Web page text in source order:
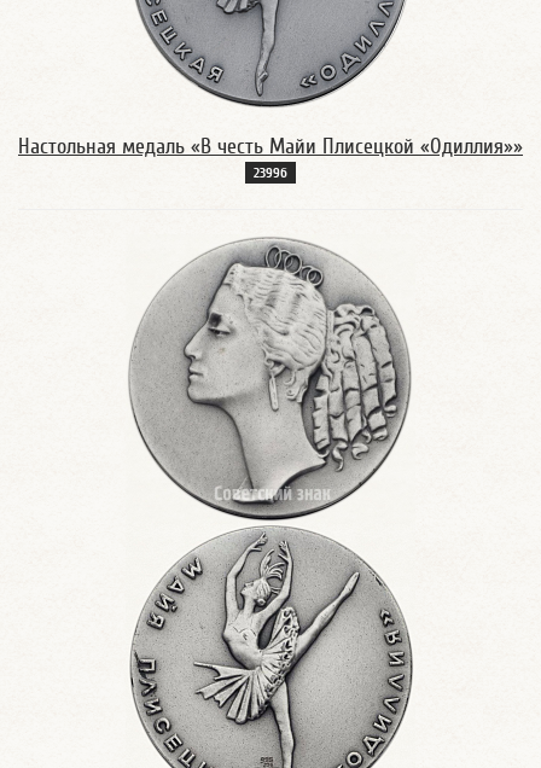
Настольная медаль «В честь Майи Плисецкой «Одиллия»»
2399б